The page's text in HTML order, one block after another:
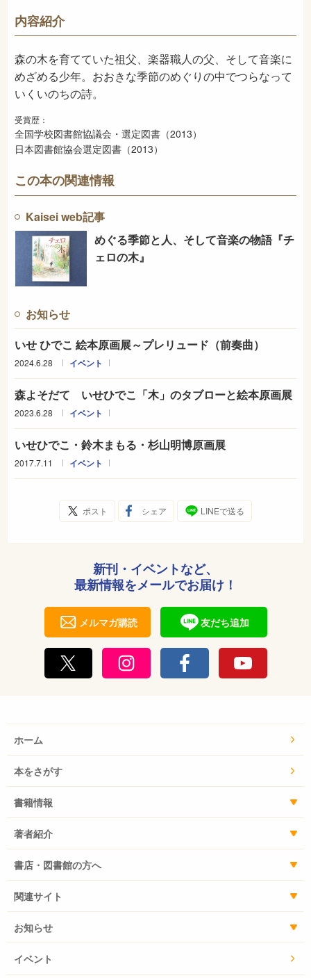
NDC
発売日 2013年3月
内容紹介
森の木を育てていた祖父、楽器職人の父、そして音楽に
めざめる少年。おおきな季節のめぐりの中でつらなって
いくいのちの詩。
受賞歴：
全国学校図書館協議会・選定図書（2013）
日本図書館協会選定図書（2013）
この本の関連情報
Kaisei web記事
めぐる季節と人、そして音楽の物語『チ
ェロの木』
お知らせ
いせ ひでこ 絵本原画展～プレリュード（前奏曲）
2024.6.28 イベント
森よそだて いせひでこ「木」のタブローと絵本原画展
2023.6.28 イベント
いせひでこ・鈴木まもる・杉山明博原画展
2017.7.11 イベント
ポスト シェア LINEで送る
新刊・イベントなど、
最新情報をメールでお届け！
メルマガ購読 友だち追加
ホーム
本をさがす
書籍情報
著者紹介
書店・図書館の方へ
関連サイト
お知らせ
イベント